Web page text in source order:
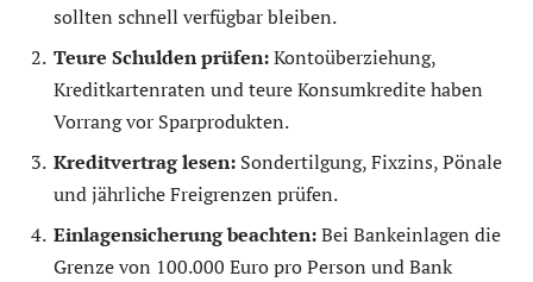
sollten schnell verfügbar bleiben.
Teure Schulden prüfen:Kontoüberziehung,
Kreditkartenraten und teure Konsumkredite haben
Vorrang vor Sparprodukten.
Kreditvertrag lesen: Sondertilgung, Fixzins, Pönale
und jährliche Freigrenzen prüfen.
Einlagensicherung beachten:Bei Bankeinlagen die
Grenze von 100.000 Euro pro Person und Bank